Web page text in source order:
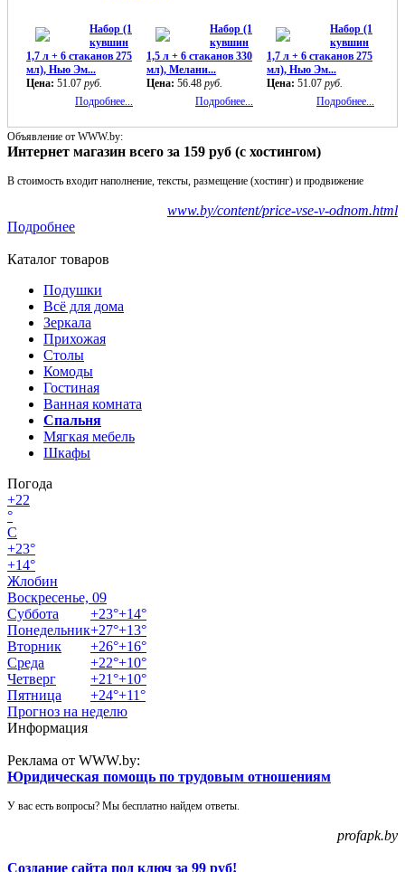
Набор (1
кувшин
1,7 л + 6 стаканов 275
мл), Нью Эм...
Цена: 51.07 руб.
Подробнее...
Набор (1
кувшин
1,5 л + 6 стаканов 330
мл), Мелани...
Цена: 56.48 руб.
Подробнее...
Набор (1
кувшин
1,7 л + 6 стаканов 275
мл), Нью Эм...
Цена: 51.07 руб.
Подробнее...
Объявление от WWW.by:
Интернет магазин всего за 159 руб (с хостингом)
В стоимость входит наполнение, тексты, размещение (хостинг) и продвижение
www.by/content/price-vse-v-odnom.html
Подробнее
Каталог товаров
Подушки
Всё для дома
Зеркала
Прихожая
Столы
Комоды
Гостиная
Ванная комната
Спальня
Мягкая мебель
Шкафы
Погода
+22
°
C
+23°
+14°
Жлобин
Воскресенье, 09
Суббота
+23°+14°
Понедельник+27°+13°
Вторник
+26°+16°
Среда
+22°+10°
Четверг
+21°+10°
Пятница
+24°+11°
Прогноз на неделю
Информация
Реклама от WWW.by:
Юридическая помощь по трудовым отношениям
У вас есть вопросы? Мы бесплатно найдем ответы.
profapk.by
Создание сайта под ключ за 99 руб!